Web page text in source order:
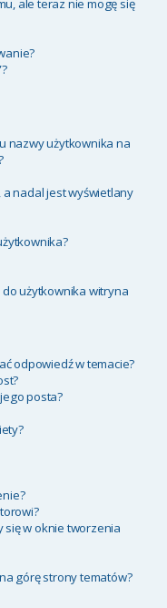
ale teraz nie mogę się
nazwy użytkownika na
nadal jest wyświetlany
do użytkownika witryna
odpowiedź w temacie?
posta?
się w oknie tworzenia
górę strony tematów?